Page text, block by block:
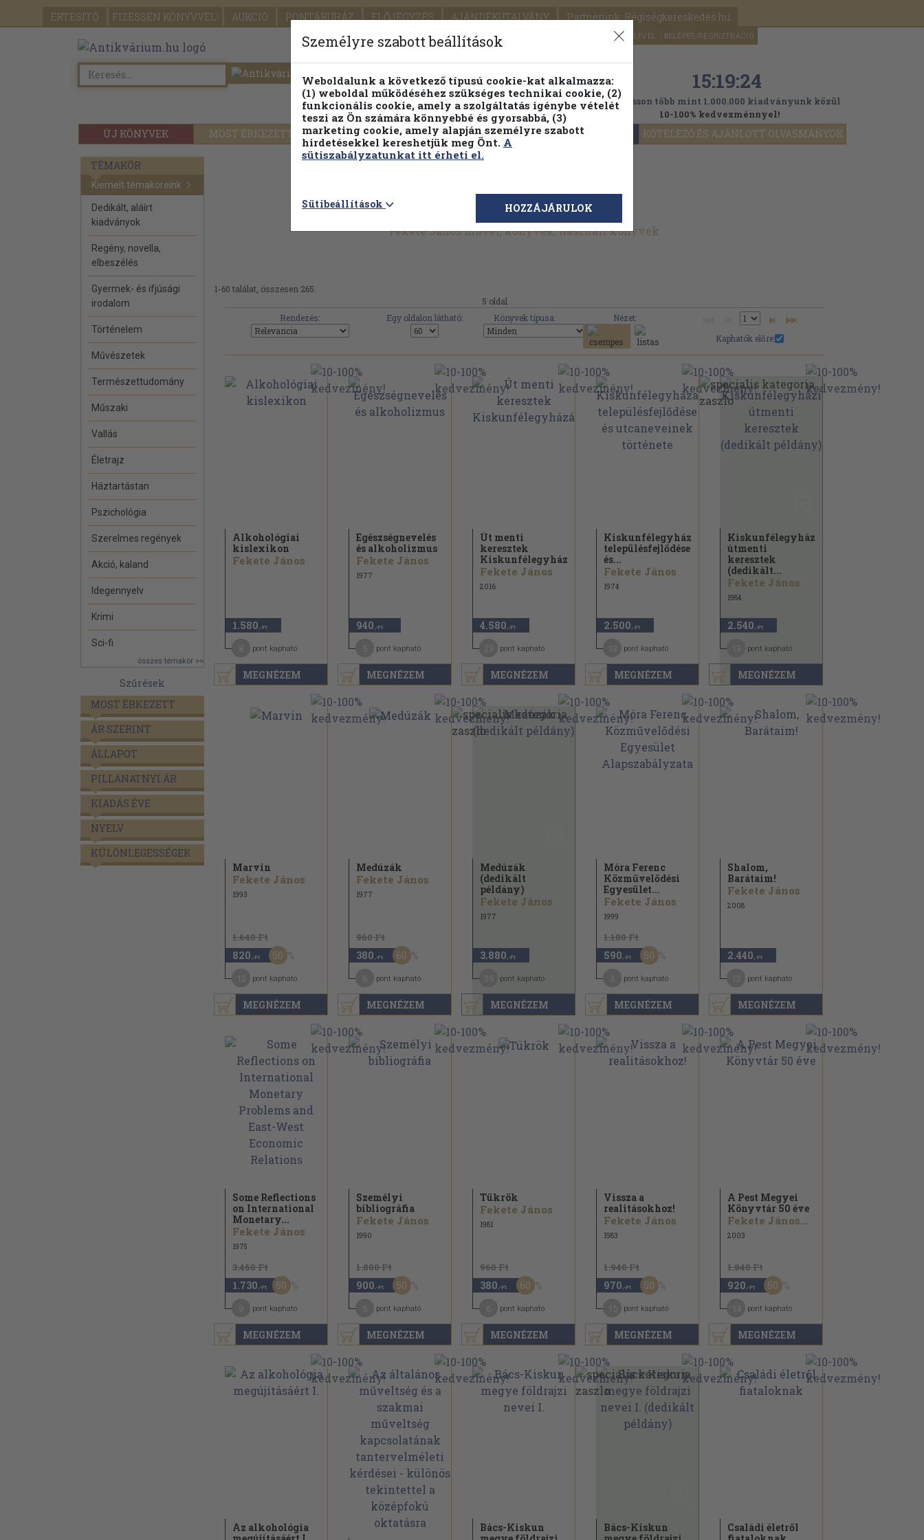
ÉRTESÍTŐ FIZESSEN KÖNYVVEL! AUKCIÓ PONTÁRUHÁZ ELŐJEGYZÉS AJÁNDÉKUTALVÁNY Partnerünk: Régiségkereskedés.hu
SEGÍTSÉG HÍRLEVÉL BELÉPÉS/REGISZTRÁCIÓ
ÚJ KÖNYVEK MOST ÉRKEZETT PILLANATNYI ÁRAINK FENNTARTHATÓ OLVASMÁNYOK KÖTELEZŐ ÉS AJÁNLOTT OLVASMÁNYOK
Részletes kereső Témaköri fa 15:19:23
Válogasson több mint 1.000.000 kiadványunk közül
10-100% kedvezménnyel!
TÉMAKÖR
Kiemelt témaköreink
Dedikált, aláírt
kiadványok
Regény, novella,
elbeszélés
Gyermek- és ifjúsági
irodalom
Történelem
Művészetek
Természettudomány
Műszaki
Vallás
Életrajz
Háztartástan
Pszichológia
Szerelmes regények
Akció, kaland
Idegennyelv
Krimi
Sci-fi
összes témakör >>
Szűrések
MOST ÉRKEZETT
ÁR SZERINT
ÁLLAPOT
PILLANATNYI ÁR
KIADÁS ÉVE
NYELV
KÜLÖNLEGESSÉGEK
Fekete János művei, könyvek, használt könyvek
1-60 találat, összesen 265.
5 oldal
Rendezés:
Egy oldalon látható: Könyvek típusa:
Nézet:
Kaphatók előre:
MEGNÉZEM
Alkohológiai
kislexikon
Fekete János
1.580 ,-Ft
pont kapható
MEGNÉZEM
Egészségnevelés
és alkoholizmus
Fekete János
1977
940 ,-Ft
pont kapható
MEGNÉZEM
Út menti
keresztek
Kiskunfélegyházán
Fekete János
2016
4.580 ,-Ft
pont kapható
MEGNÉZEM
Kiskunfélegyháza
településfejlődése
és...
Fekete János
1974
2.500 ,-Ft
pont kapható
MEGNÉZEM
Kiskunfélegyházi
útmenti
keresztek
(dedikált...
Fekete János
1984
2.540 ,-Ft
pont kapható
MEGNÉZEM
Marvin
Fekete János
1993
1.640 Ft
820 ,-Ft 50
pont kapható
MEGNÉZEM
Medúzák
Fekete János
1977
960 Ft
380 ,-Ft 60
pont kapható
MEGNÉZEM
Medúzák
(dedikált
példány)
Fekete János
1977
3.880 ,-Ft
pont kapható
MEGNÉZEM
Móra Ferenc
Közművelődési
Egyesület...
Fekete János
1999
1.180 Ft
590 ,-Ft 50
pont kapható
MEGNÉZEM
Shalom,
Barátaim!
Fekete János
2008
2.440 ,-Ft
pont kapható
MEGNÉZEM
Some Reflections
on International
Monetary...
Fekete János
1975
3.460 Ft
1.730 ,-Ft 50
pont kapható
MEGNÉZEM
Személyi
bibliográfia
Fekete János
1990
1.800 Ft
900 ,-Ft 50
pont kapható
MEGNÉZEM
Tükrök
Fekete János
1981
960 Ft
380 ,-Ft 60
pont kapható
MEGNÉZEM
Vissza a
realitásokhoz!
Fekete János
1983
1.940 Ft
970 ,-Ft 50
pont kapható
MEGNÉZEM
A Pest Megyei
Könyvtár 50 éve
Fekete János...
2003
1.840 Ft
920 ,-Ft 50
pont kapható
Az alkohológia
Bács-Kiskun
Bács-Kiskun
Családi életről
Személyre szabott beállítások
Weboldalunk a következő típusú cookie-kat alkalmazza:
(1) weboldal működéséhez szükséges technikai cookie, (2)
funkcionális cookie, amely a szolgáltatás igénybe vételét
teszi az Ön számára könnyebbé és gyorsabbá, (3)
marketing cookie, amely alapján személyre szabott
hirdetésekkel kereshetjük meg Önt. A
sütiszabályzatunkat itt érheti el.
Sütibeállítások HOZZÁJÁRULOK